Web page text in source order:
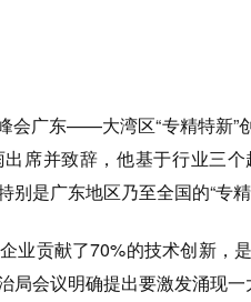
广东——大湾区“专精特新”
席并致辞，他基于行业三
是广东地区乃至全国的“专精
贡献了70%的技术创新，
局会议明确提出要激发涌现